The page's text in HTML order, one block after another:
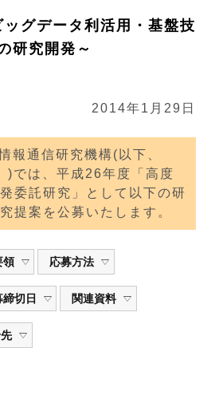
グデータ利活用・基盤技
研究開発～
2014年1月29日
通信研究機構(以下、
)では、平成26年度「高度
委託研究」として以下の研
提案を公募いたします。
領 応募方法
切日 関連資料